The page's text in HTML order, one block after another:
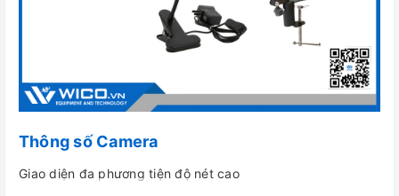
Thông số Camera
Giao diện đa phương tiện độ nét cao